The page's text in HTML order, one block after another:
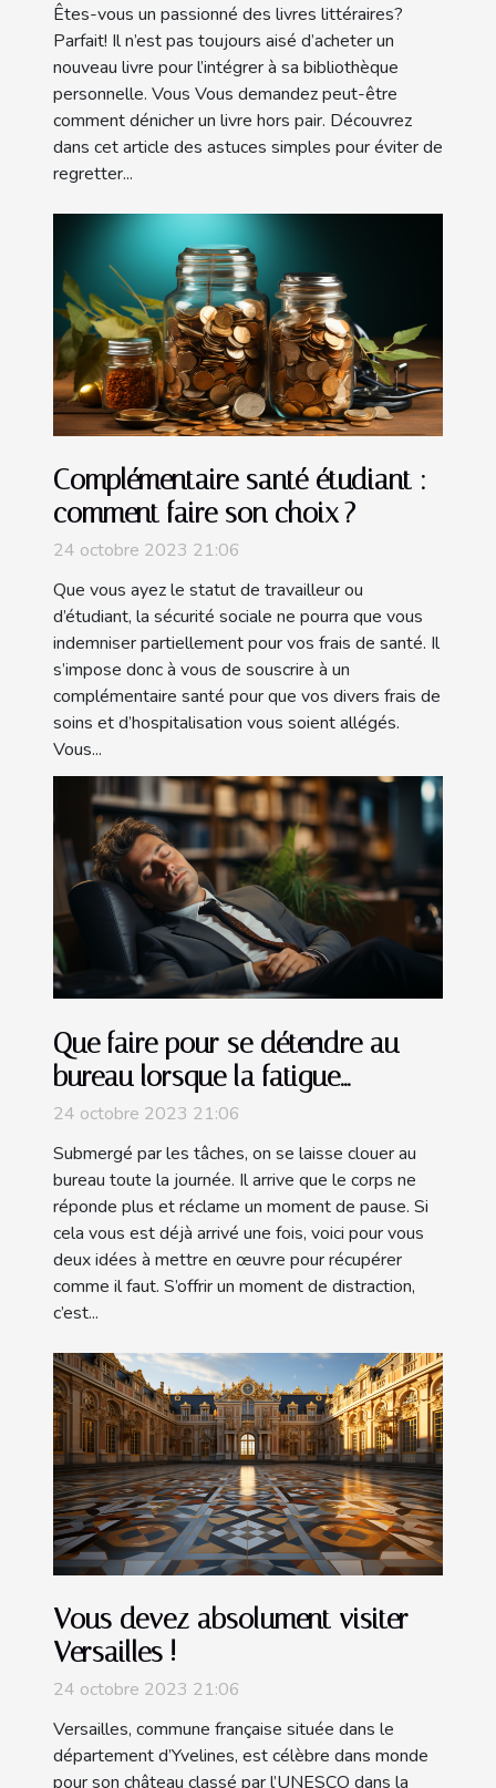
Êtes-vous un passionné des livres littéraires?
Parfait! Il n’est pas toujours aisé d’acheter un
nouveau livre pour l’intégrer à sa bibliothèque
personnelle. Vous Vous demandez peut-être
comment dénicher un livre hors pair. Découvrez
dans cet article des astuces simples pour éviter de
regretter...
Complémentaire santé étudiant :
comment faire son choix ?
24 octobre 2023 21:06
Que vous ayez le statut de travailleur ou
d’étudiant, la sécurité sociale ne pourra que vous
indemniser partiellement pour vos frais de santé. Il
s’impose donc à vous de souscrire à un
complémentaire santé pour que vos divers frais de
soins et d’hospitalisation vous soient allégés.
Vous...
Que faire pour se détendre au
bureau lorsque la fatigue
s’installe ?
24 octobre 2023 21:06
Submergé par les tâches, on se laisse clouer au
bureau toute la journée. Il arrive que le corps ne
réponde plus et réclame un moment de pause. Si
cela vous est déjà arrivé une fois, voici pour vous
deux idées à mettre en œuvre pour récupérer
comme il faut. S’offrir un moment de distraction,
c’est...
Vous devez absolument visiter
Versailles !
24 octobre 2023 21:06
Versailles, commune française située dans le
département d’Yvelines, est célèbre dans monde
pour son château classé par l’UNESCO dans la